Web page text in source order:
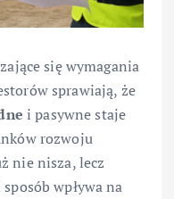
się wymagania
sprawiają, że
i pasywne staje
rozwoju
nie nisza, lecz
wpływa na